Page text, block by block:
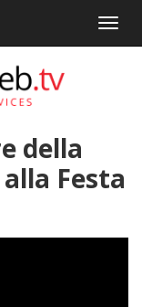
della
Festa